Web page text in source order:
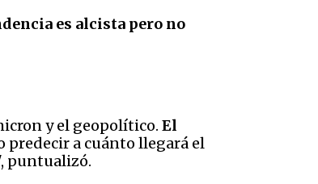
es alcista pero no
y el geopolítico. El
predecir a cuánto llegará el
puntualizó.